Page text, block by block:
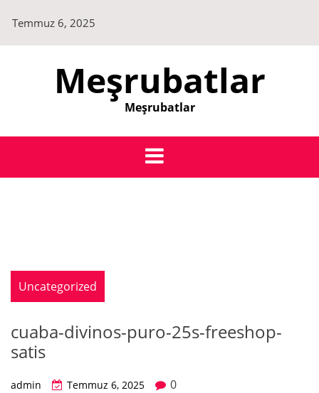
content
Temmuz 6, 2025
Meşrubatlar
Meşrubatlar
Uncategorized
cuaba-divinos-puro-25s-freeshop-
satis
admin Temmuz 6, 2025
0